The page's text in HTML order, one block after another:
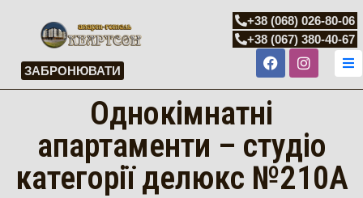
ЗАБРОНЮВАТИ
+38 (068) 026-80-06
+38 (067) 380-40-67
ГОЛОВНА
ПРО
НОМЕРА
ЦІНИ
Однокімнатні
апартаменти – студіо
категорії делюкс №210А